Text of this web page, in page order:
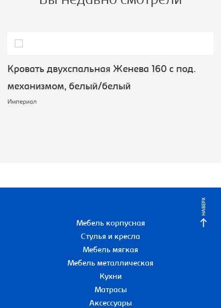
Кровать двухспальная Женева 160 с под.
механизмом, белый/белый
Империал
НАВЕРХ
Мебель корпусная
Стулья и кресла
Мебель мягкая
Мебель металлическая
Кухни
Матрасы
Аксессуары